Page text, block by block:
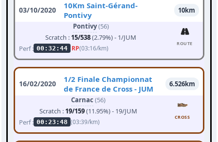
03/10/2020
10Km Saint-Gérand-
Pontivy
10km
Pontivy(56)
Scratch : 15/538(2.79%) - 1/JUM
Perf : 00:32:44 RP(03:16/km)
ROUTE
16/02/2020
1/2 Finale Championnat
de France de Cross - JUM
6.526km
Carnac (56)
Scratch : 19/159(11.95%) - 19/JUM
Perf : 00:23:48 (03:39/km)
CROSS